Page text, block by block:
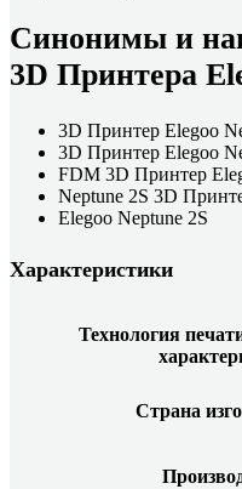
Синонимы и
3D Принтера
3D Принтер Elegoo
3D Принтер Elegoo
FDM 3D Принтер
Neptune 2S 3D
Elegoo Neptune 2S
Характеристики
Технология
Страна